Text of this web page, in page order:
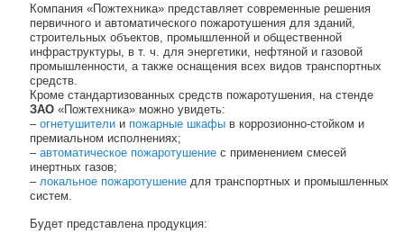
Компания «Пожтехника» представляет современные решения
первичного и автоматического пожаротушения для зданий,
строительных объектов, промышленной и общественной
инфраструктуры, в т. ч. для энергетики, нефтяной и газовой
промышленности, а также оснащения всех видов транспортных
средств.
Кроме стандартизованных средств пожаротушения, на стенде
ЗАО «Пожтехника» можно увидеть:
– огнетушители и пожарные шкафы в коррозионно-стойком и
премиальном исполнениях;
– автоматическое пожаротушение с применением смесей
инертных газов;
– локальное пожаротушение для транспортных и промышленных
систем.
Будет представлена продукция: